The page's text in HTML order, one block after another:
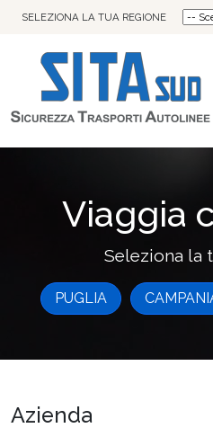
SELEZIONA LA TUA REGIONE
Viaggia
Seleziona la
PUGLIA
Azienda